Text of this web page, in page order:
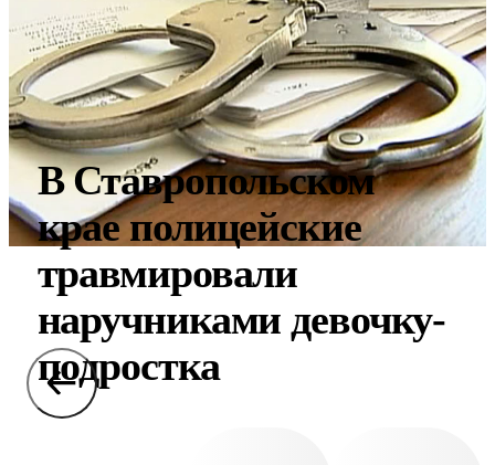
В Ставропольском
крае полицейские
травмировали
наручниками девочку-
подростка